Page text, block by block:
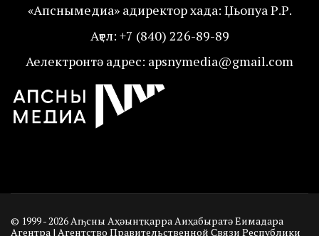
«Апснымедиа» адиректор хада: Џьопуа Р.Р.
Аҭел: +7 (840) 226-89-89
Аелектронтә адрес: apsnymedia@gmail.com
© 1999 - 2026 Аҧсны Аҳәынҭқарра Аиҳабыратә Еимадара
Агентра | Агентство Правительственной Связи Республики